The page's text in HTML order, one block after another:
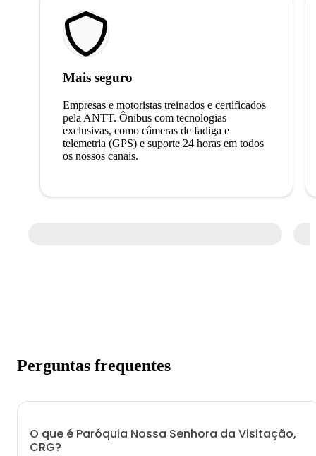
Mais seguro
Empresas e motoristas treinados e certificados
pela ANTT. Ônibus com tecnologias
exclusivas, como câmeras de fadiga e
telemetria (GPS) e suporte 24 horas em todos
os nossos canais.
Perguntas frequentes
O que é Paróquia Nossa Senhora da Visitação,
CRG?